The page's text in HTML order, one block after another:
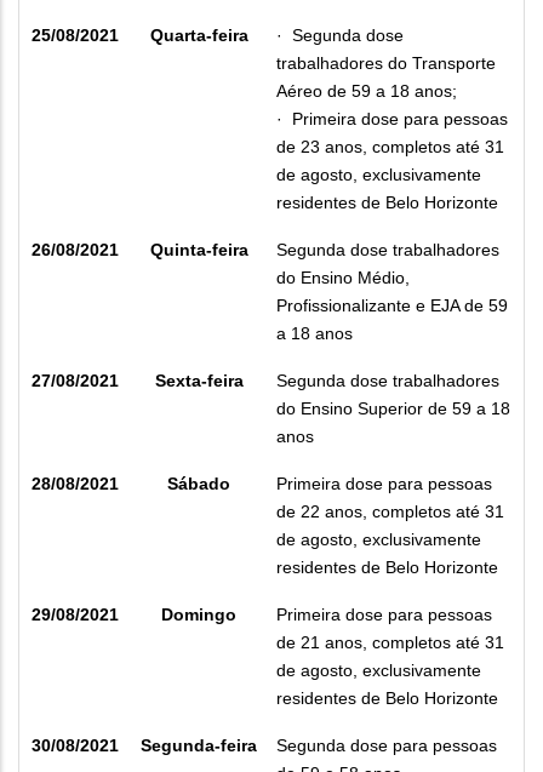
25/08/2021 Quarta-feira ·
Segunda dose
trabalhadores do Transporte
Aéreo de 59 a 18 anos;
·
Primeira dose para pessoas
de 23 anos, completos até 31
de agosto, exclusivamente
residentes de Belo Horizonte
26/08/2021 Quinta-feira
Segunda dose trabalhadores
do Ensino Médio,
Profissionalizante e EJA de 59
a 18 anos
27/08/2021 Sexta-feira
Segunda dose trabalhadores
do Ensino Superior de 59 a 18
anos
28/08/2021 Sábado
Primeira dose para pessoas
de 22 anos, completos até 31
de agosto, exclusivamente
residentes de Belo Horizonte
29/08/2021 Domingo
Primeira dose para pessoas
de 21 anos, completos até 31
de agosto, exclusivamente
residentes de Belo Horizonte
30/08/2021 Segunda-feira
Segunda dose para pessoas